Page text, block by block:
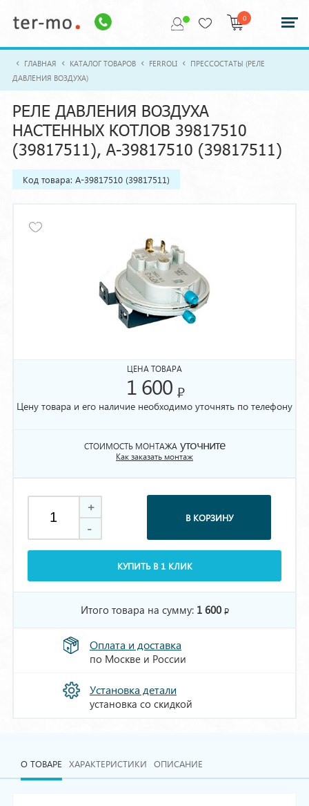
0
ГЛАВНАЯ КАТАЛОГ ТОВАРОВ FERROLI
ПРЕССОСТАТЫ (РЕЛЕ
ДАВЛЕНИЯ ВОЗДУХА)
РЕЛЕ ДАВЛЕНИЯ ВОЗДУХА
НАСТЕННЫХ КОТЛОВ 39817510
(39817511), A-39817510 (39817511)
Код товара: A-39817510 (39817511)
ЦЕНА ТОВАРА
1 600 Р
Цену товара и его наличие необходимо уточнять по телефону
СТОИМОСТЬ МОНТАЖА уточните
Как заказать монтаж
+
-
В КОРЗИНУ
КУПИТЬ В 1 КЛИК
Итого товара на сумму: 1 600 Р
Оплата и доставка
по Москве и России
Установка детали
установка со скидкой
О ТОВАРЕ ХАРАКТЕРИСТИКИ ОПИСАНИЕ